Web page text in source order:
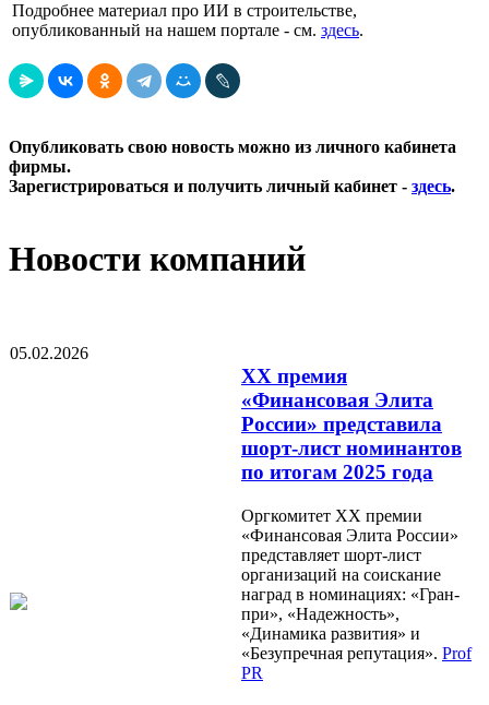
Подробнее материал про ИИ в строительстве,
опубликованный на нашем портале - см. здесь.
Опубликовать свою новость можно из личного кабинета
фирмы.
Зарегистрироваться и получить личный кабинет - здесь.
Новости компаний
05.02.2026
XX премия
«Финансовая Элита
России» представила
шорт-лист номинантов
по итогам 2025 года
Оргкомитет XX премии
«Финансовая Элита России»
представляет шорт-лист
организаций на соискание
наград в номинациях: «Гран-
при», «Надежность»,
«Динамика развития» и
«Безупречная репутация». Prof
PR